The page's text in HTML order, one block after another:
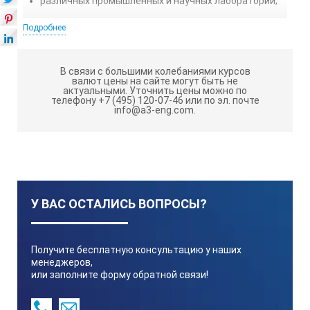
служб охраны труба;
центров сертификации, метрологии и так далее.
Применять яркомер аргус 02 для проведения контроля
ОСОБЕННОСТИ АРГУС-02:
преобразовании светового потока, создаваемого
естественным и искусственным светом, в
пропорциональный средней яркости по полю зрения
Подробнее
В связи с большими колебаниями курсов
валют цены на сайте могут быть не
актуальными. Уточнить цены можно по
телефону +7 (495) 120-07-46 или по эл. почте
info@a3-eng.com.
У ВАС ОСТАЛИСЬ ВОПРОСЫ?
Получите бесплатную консультацию у наших
менеджеров,
или заполните форму обратной связи!